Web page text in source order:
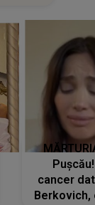
cancer
Berkovich,